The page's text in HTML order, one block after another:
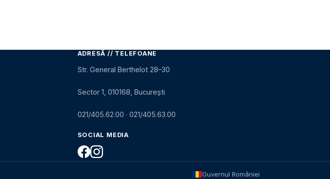
ADRESĂ // TELEFOANE
Str. General Berthelot 28–30
Sector 1, 010168, București
021/405.62.00 · 021/405.63.00
SOCIAL MEDIA
Guvernul României